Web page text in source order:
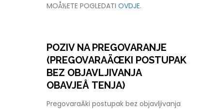
MOÅ½ETE POGLEDATIOVDJE.
POZIV NA PREGOVARANJE
(PREGOVARAÄŒKI POSTUPAK
BEZ OBJAVLJIVANJA
OBAVJEÅ TENJA)
PregovaraÄki postupak bez objavljivanja